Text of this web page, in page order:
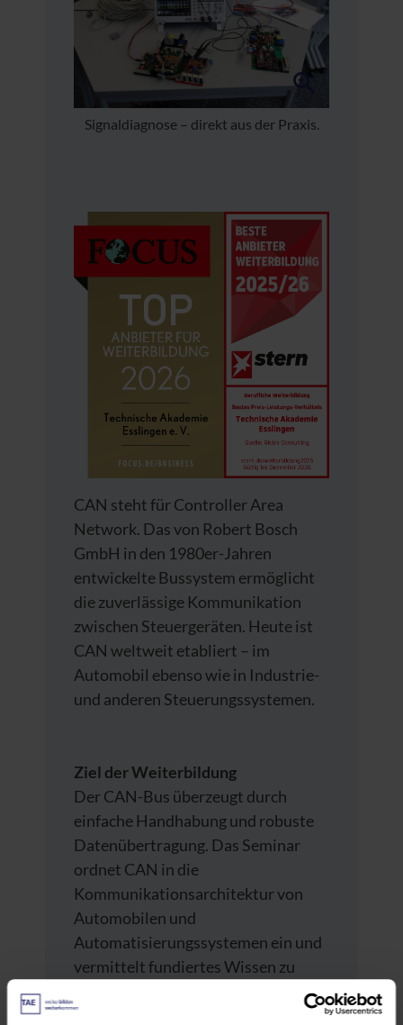
CAN steht für Controller Area
Network. Das von Robert Bosch
GmbH in den 1980er-Jahren
entwickelte Bussystem ermöglicht
die zuverlässige Kommunikation
zwischen Steuergeräten. Heute ist
CAN weltweit etabliert – im
Automobil ebenso wie in Industrie-
und anderen Steuerungssystemen.
Ziel der Weiterbildung
Der CAN-Bus überzeugt durch
einfache Handhabung und robuste
Datenübertragung. Das Seminar
ordnet CAN in die
Kommunikationsarchitektur von
Automobilen und
Automatisierungssystemen ein und
vermittelt fundiertes Wissen zu
Bitübertragung, höheren
Signaldiagnose – direkt aus der Praxis.